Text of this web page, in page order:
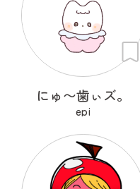
にゅ〜歯ぃズ。
epi